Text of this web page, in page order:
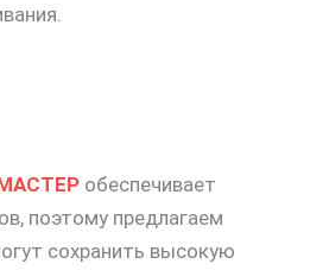
обеспечивает
поэтому предлагаем
сохранить высокую